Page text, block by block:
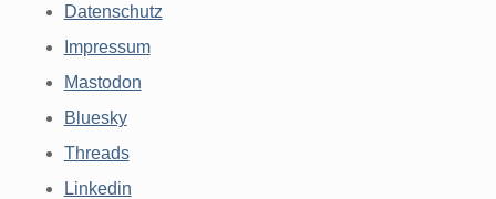
Datenschutz
Impressum
Mastodon
Bluesky
Threads
Linkedin